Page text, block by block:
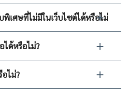
พิเศษที่ไม่มีในเว็บไซต์ได้หรือไม่
ได้หรือไม่?
อไม่?